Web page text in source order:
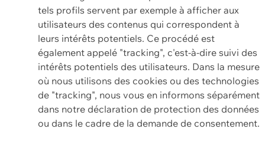
tels profils servent par exemple à afficher aux
utilisateurs des contenus qui correspondent à
leurs intérêts potentiels. Ce procédé est
également appelé "tracking", c'est-à-dire suivi des
intérêts potentiels des utilisateurs. Dans la mesure
où nous utilisons des cookies ou des technologies
de "tracking", nous vous en informons séparément
dans notre déclaration de protection des données
ou dans le cadre de la demande de consentement.